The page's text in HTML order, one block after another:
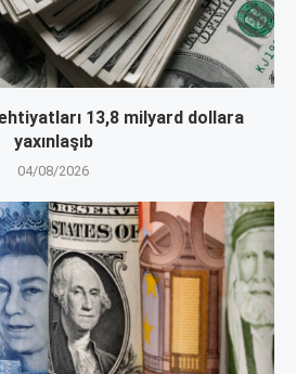
13,8 milyard dollara
yaxınlaşıb
04/08/2026